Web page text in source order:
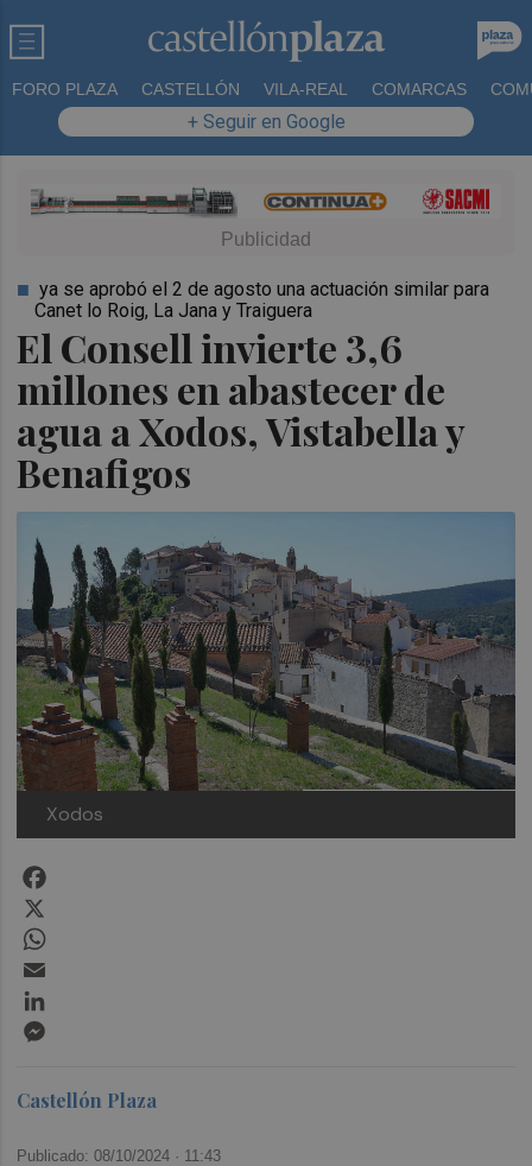
FORO PLAZA CASTELLÓN VILA-REAL COMARCAS
+ Seguir en Google
El Consell invierte 3,6
millones en abastecer de
agua a Xodos, Vistabella y
Benafigos
ya se aprobó el 2 de agosto una actuación similar para
Canet lo Roig, La Jana y Traiguera
Xodos
Castellón Plaza
Publicado: 08/10/2024 · 11:43